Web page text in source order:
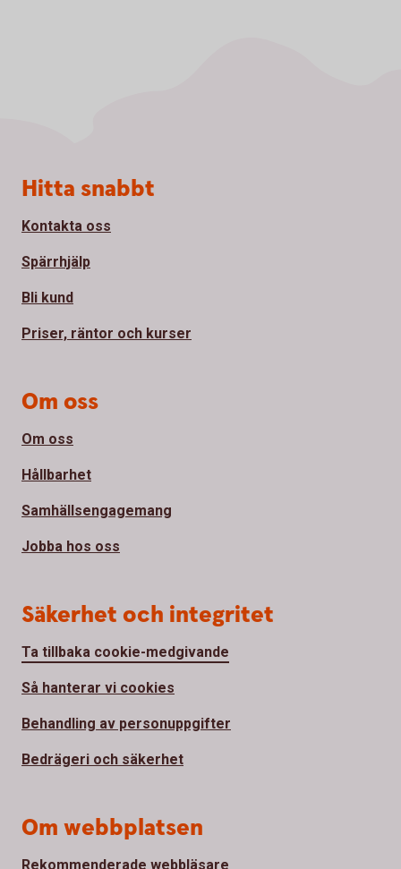
Sidfot
Hitta snabbt
Kontakta oss
Spärrhjälp
Bli kund
Priser, räntor och kurser
Om oss
Om oss
Hållbarhet
Samhällsengagemang
Jobba hos oss
Säkerhet och integritet
Ta tillbaka cookie-medgivande
Så hanterar vi cookies
Behandling av personuppgifter
Bedrägeri och säkerhet
Om webbplatsen
Rekommenderade webbläsare